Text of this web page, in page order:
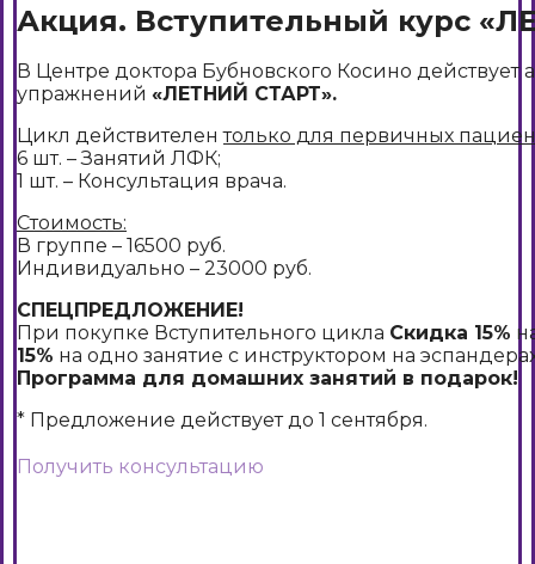
Акция. Вступительный курс
В Центре доктора Бубновского Косино
упражнений «ЛЕТНИЙ СТАРТ».
Цикл действителентолько для первичных
6 шт. – Занятий ЛФК;
1 шт. – Консультация врача.
Стоимость:
В группе – 16500 руб.
Индивидуально – 23000 руб.
СПЕЦПРЕДЛОЖЕНИЕ!
При покупке Вступительного цикла Скидка 15%
15% на одно занятие с инструктором на
Программа для домашних занятий в подарок!
* Предложение действует до 1 сентября.
Получить консультацию